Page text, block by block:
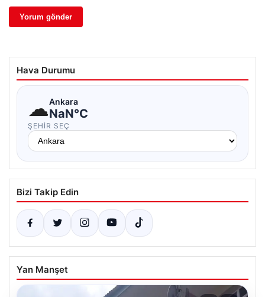
Hava Durumu
☁Ankara
NaN°C
ŞEHIR SEÇ
Bizi Takip Edin
Yan Manşet